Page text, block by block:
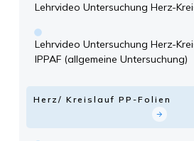
Lehrvideo Untersuchung Herz-
Lehrvideo Untersuchung Herz-
IPPAF (allgemeine Untersuchung)
Herz/ Kreislauf PP-Folien